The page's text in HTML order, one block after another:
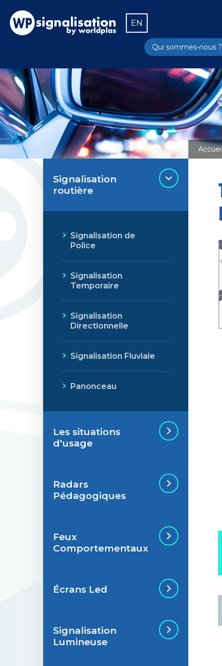
EN
Qui sommes-nous ?
Signalisation
routière
Signalisation de
Police
Signalisation
Temporaire
Signalisation
Directionnelle
Signalisation Fluviale
Panonceau
Les situations
d'usage
Situations de
signalisation
Situations de
signalisation
Radars
Pédagogiques
Radar Pédagogique
Feux
Comportementaux
Feu Comportemental
Écrans Led
Écran Géant Extérieur
Led
Signalisation
Lumineuse